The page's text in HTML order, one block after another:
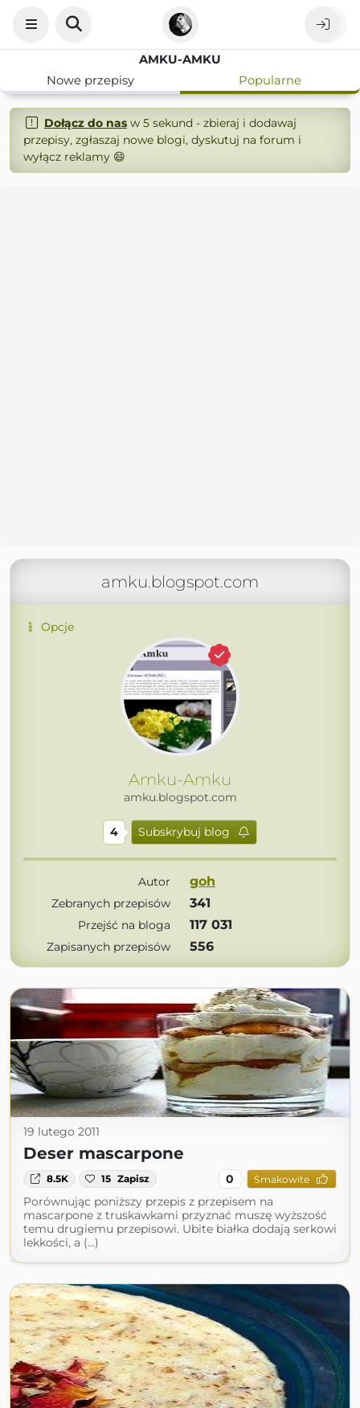
AMKU-AMKU
Nowe przepisy
Popularne
Dołącz do nasw 5 sekund - zbieraj i dodawaj
przepisy, zgłaszaj nowe blogi, dyskutuj na forum i
wyłącz reklamy 😄
amku.blogspot.com
Opcje
Amku-Amku
amku.blogspot.com
4 Subskrybuj blog
Autor goh
Zebranych przepisów 341
Przejść na bloga 117 031
Zapisanych przepisów 556
19 lutego 2011
Deser mascarpone
8.5K 15 Zapisz 0 Smakowite
Porównując poniższy przepis z przepisem na
mascarpone z truskawkami przyznać muszę wyższość
temu drugiemu przepisowi. Ubite białka dodają serkowi
lekkości, a (...)